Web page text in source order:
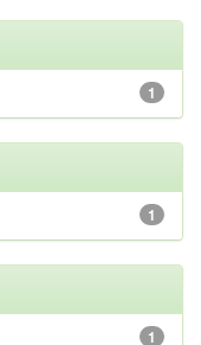
1
1
1